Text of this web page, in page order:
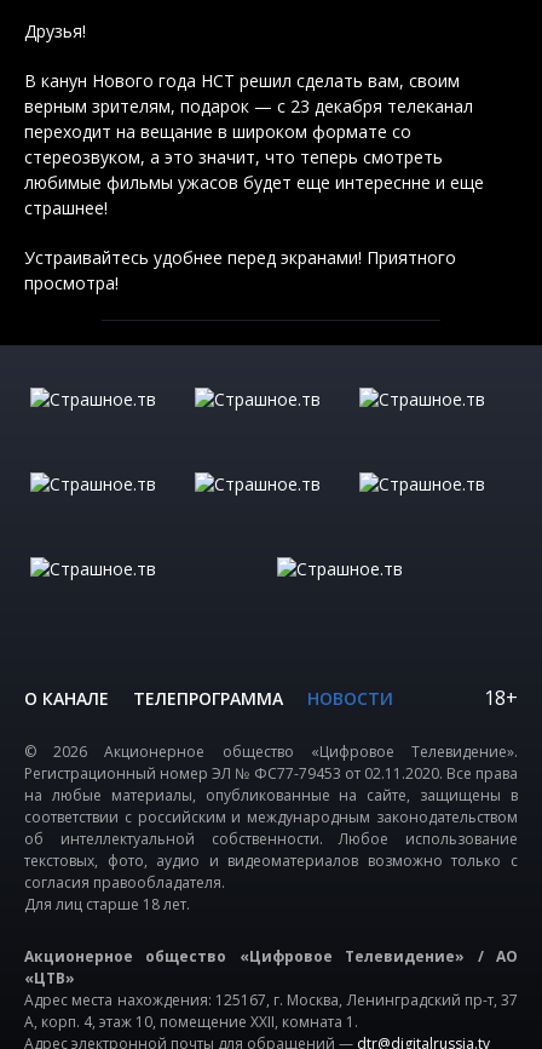
Друзья!
В канун Нового года НСТ решил сделать вам, своим
верным зрителям, подарок — с 23 декабря телеканал
переходит на вещание в широком формате со
стереозвуком, а это значит, что теперь смотреть
любимые фильмы ужасов будет еще интереснне и еще
страшнее!
Устраивайтесь удобнее перед экранами! Приятного
просмотра!
О КАНАЛЕ ТЕЛЕПРОГРАММА НОВОСТИ 18+
© 2026 Акционерное общество «Цифровое Телевидение».
Регистрационный номер ЭЛ № ФС77-79453 от 02.11.2020. Все права
на любые материалы, опубликованные на сайте, защищены в
соответствии с российским и международным законодательством
об интеллектуальной собственности. Любое использование
текстовых, фото, аудио и видеоматериалов возможно только с
согласия правообладателя.
Для лиц старше 18 лет.
Акционерное общество «Цифровое Телевидение» / АО
«ЦТВ»
Адрес места нахождения: 125167, г. Москва, Ленинградский пр-т, 37
А, корп. 4, этаж 10, помещение XXII, комната 1.
Адрес электронной почты для обращений — dtr@digitalrussia.tv